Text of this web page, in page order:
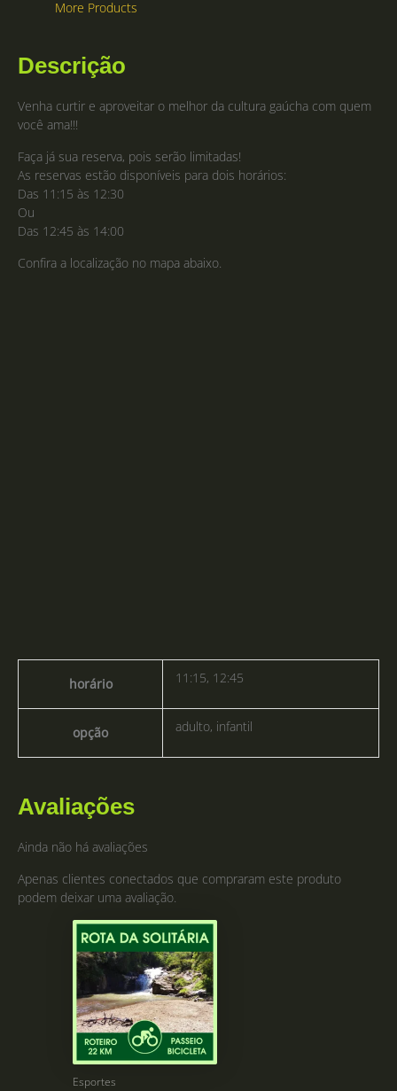
More Products
Descrição
Venha curtir e aproveitar o melhor da cultura gaúcha com quem
você ama!!!
Faça já sua reserva, pois serão limitadas!
As reservas estão disponíveis para dois horários:
Das 11:15 às 12:30
Ou
Das 12:45 às 14:00
Confira a localização no mapa abaixo.
horário 11:15, 12:45
opção adulto, infantil
Avaliações
Ainda não há avaliações
Apenas clientes conectados que compraram este produto
podem deixar uma avaliação.
Esportes